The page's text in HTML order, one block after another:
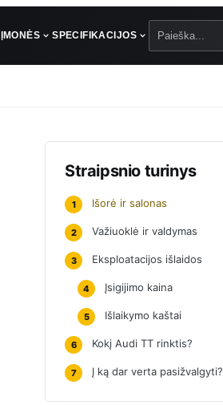
ĮMONĖS SPECIFIKACIJOS
Straipsnio turinys
1 Išorė ir salonas
2 Važiuoklė ir valdymas
3 Eksploatacijos išlaidos
4 Įsigijimo kaina
5 Išlaikymo kaštai
6 Kokį Audi TT rinktis?
7 Į ką dar verta pasižvalgyti?